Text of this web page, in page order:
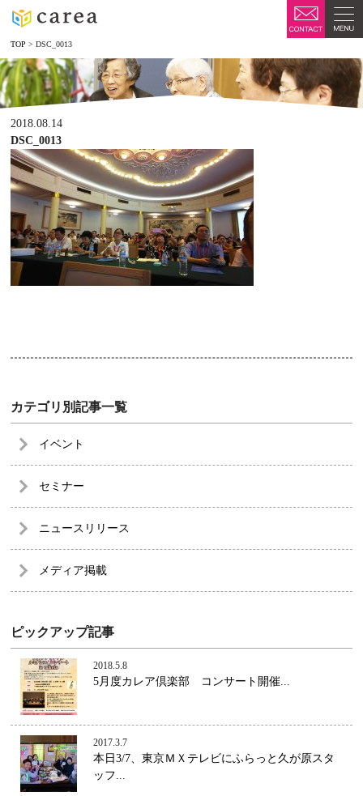
TOP >DSC_0013
2018.08.14
DSC_0013
カテゴリ別記事一覧
イベント
セミナー
ニュースリリース
メディア掲載
ピックアップ記事
2018.5.8
5月度カレア倶楽部 コンサート開催...
2017.3.7
本日3/7、東京ＭＸテレビにふらっと久が原スタ
ッフ...